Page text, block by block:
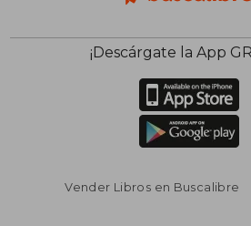
¡Descárgate la App
Vender Libros en Buscalibre